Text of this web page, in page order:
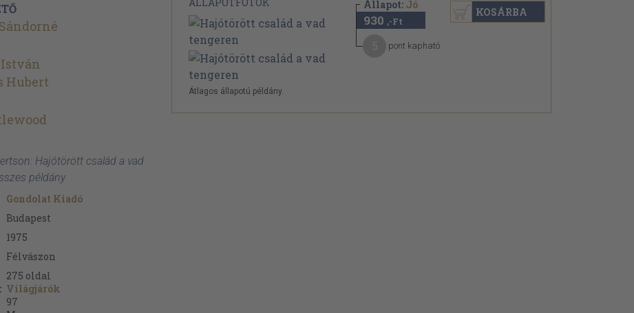
Hubert
Hajótörött család a vad
példány
Gondolat Kiadó
Budapest
1975
Félvászon
275 oldal
Világjárók
97
Átlagos állapotú példány.
Állapot: Jó
930 ,-Ft
pont kapható
KOSÁRBA